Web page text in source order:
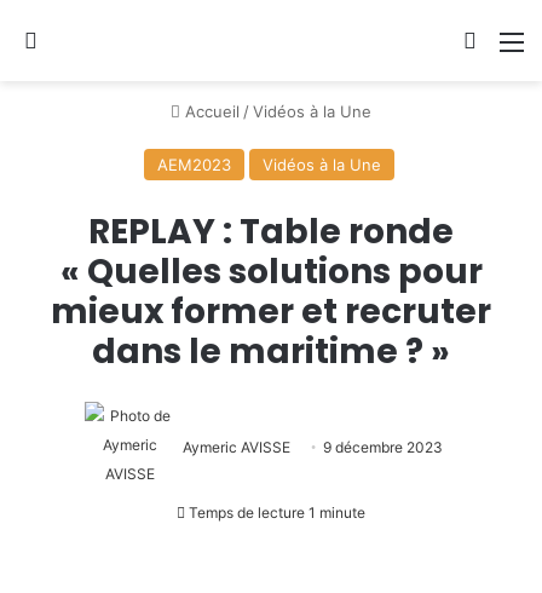
Accueil /Vidéos à la Une
AEM2023 Vidéos à la Une
REPLAY : Table ronde
« Quelles solutions pour
mieux former et recruter
dans le maritime ? »
Aymeric AVISSE 9 décembre 2023
Temps de lecture 1 minute